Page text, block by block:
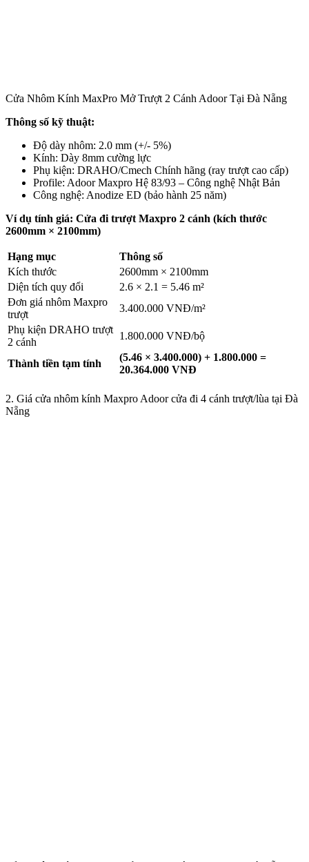
Cửa Nhôm Kính MaxPro Mở Trượt 2 Cánh Adoor Tại Đà Nẵng
Thông số kỹ thuật:
Độ dày nhôm: 2.0 mm (+/- 5%)
Kính: Dày 8mm cường lực
Phụ kiện: DRAHO/Cmech Chính hãng (ray trượt cao cấp)
Profile: Adoor Maxpro Hệ 83/93 – Công nghệ Nhật Bản
Công nghệ: Anodize ED (bảo hành 25 năm)
Ví dụ tính giá: Cửa đi trượt Maxpro 2 cánh (kích thước
2600mm × 2100mm)
Hạng mục
Thông số
Kích thước
2600mm × 2100mm
Diện tích quy đổi
2.6 × 2.1 = 5.46 m²
Đơn giá nhôm Maxpro
trượt
3.400.000 VNĐ/m²
Phụ kiện DRAHO trượt
2 cánh
1.800.000 VNĐ/bộ
Thành tiền tạm tính
(5.46 × 3.400.000) + 1.800.000 =
20.364.000 VNĐ
2. Giá cửa nhôm kính Maxpro Adoor cửa đi 4 cánh trượt/lùa tại Đà
Nẵng